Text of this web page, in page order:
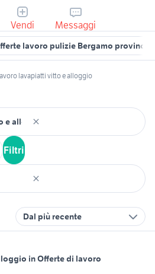
Vendi Messaggi
lavoro pulizie Bergamo provincia
lavapiatti vitto e alloggio
Filtri
Dal più recente
in Offerte di lavoro